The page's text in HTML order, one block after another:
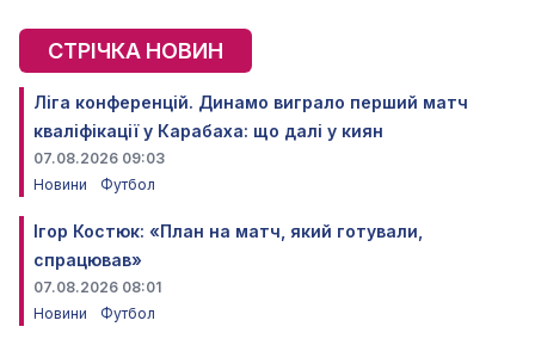
СТРІЧКА НОВИН
Ліга конференцій. Динамо виграло перший матч
кваліфікації у Карабаха: що далі у киян
07.08.2026 09:03
Новини
Футбол
Ігор Костюк: «План на матч, який готували,
спрацював»
07.08.2026 08:01
Новини
Футбол